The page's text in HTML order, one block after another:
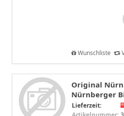
Wunschliste
Original
Nürnberger
Lieferzeit: